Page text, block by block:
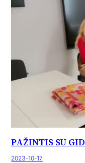
PAŽINTIS SU
2023-10-17